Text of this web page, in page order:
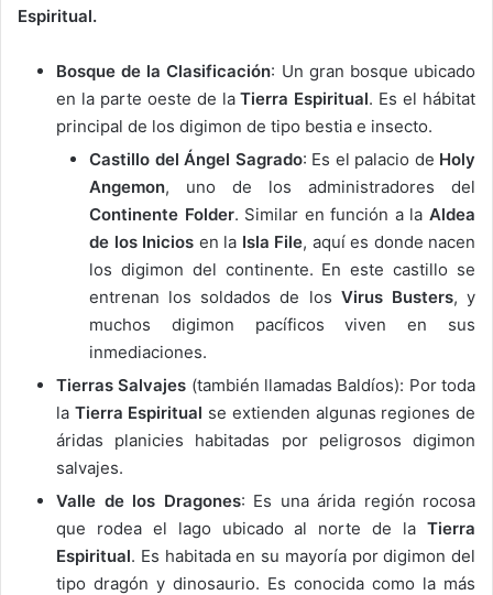
Espiritual.
Bosque de la Clasificación: Un gran bosque ubicado
en la parte oeste de laTierra Espiritual. Es el hábitat
principal de los digimon de tipo bestia e insecto.
Castillo del Ángel Sagrado: Es el palacio de Holy
Angemon, uno de los administradores del
Continente Folder. Similar en función a laAldea
de los Inicios en la Isla File, aquí es donde nacen
los digimon del continente. En este castillo se
entrenan los soldados de los Virus Busters, y
muchos digimon pacíficos viven en sus
inmediaciones.
Tierras Salvajes (también llamadas Baldíos): Por toda
la Tierra Espiritual se extienden algunas regiones de
áridas planicies habitadas por peligrosos digimon
salvajes.
Valle de los Dragones: Es una árida región rocosa
que rodea el lago ubicado al norte de la Tierra
Espiritual. Es habitada en su mayoría por digimon del
tipo dragón y dinosaurio. Es conocida como la más